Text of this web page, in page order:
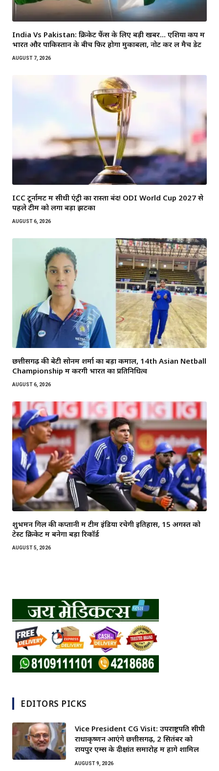
India Vs Pakistan: क्रिकेट फैंस के लिए बड़ी खबर… एशिया कप में
भारत और पाकिस्तान के बीच फिर होगा मुकाबला, नोट कर लें मैच डेट
AUGUST 7, 2026
ICC टूर्नामेंट में सीधी एंट्री का रास्ता बंद! ODI World Cup 2027 से
पहले टीम को लगा बड़ा झटका
AUGUST 6, 2026
छत्तीसगढ़ की बेटी सोनम शर्मा का बड़ा कमाल, 14th Asian Netball
Championship में करेंगी भारत का प्रतिनिधित्व
AUGUST 6, 2026
शुभमन गिल की कप्तानी में टीम इंडिया रचेगी इतिहास, 15 अगस्त को
टेस्ट क्रिकेट में बनेगा बड़ा रिकॉर्ड
AUGUST 5, 2026
EDITORS PICKS
Vice President CG Visit: उपराष्ट्रपति सीपी
राधाकृष्णन आएंगे छत्तीसगढ़, 2 सितंबर को
रायपुर एम्स के दीक्षांत समारोह में होंगे शामिल
AUGUST 9, 2026